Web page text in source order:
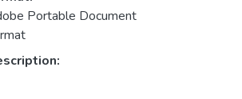
Portable Document